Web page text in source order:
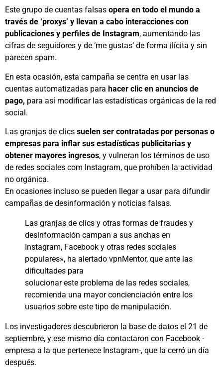
Este grupo de cuentas falsas opera en todo el mundo a
través de ‘proxys’ y llevan a cabo interacciones con
publicaciones y perfiles de Instagram, aumentando las
cifras de seguidores y de ‘me gustas’ de forma ilícita y sin
parecen spam.
En esta ocasión, esta campaña se centra en usar las
cuentas automatizadas para hacer clic en anuncios de
pago, para así modificar las estadísticas orgánicas de la red
social.
Las granjas de clics suelen ser contratadas por personas o
empresas para inflar sus estadísticas publicitarias y
obtener mayores ingresos, y vulneran los términos de uso
de redes sociales com Instagram, que prohíben la actividad
no orgánica.
En ocasiones incluso se pueden llegar a usar para difundir
campañas de desinformación y noticias falsas.
Las granjas de clics y otras formas de fraudes y
desinformación campan a sus anchas en
Instagram, Facebook y otras redes sociales
populares», ha alertado vpnMentor, que ante las
dificultades para
solucionar este problema de las redes sociales,
recomienda una mayor concienciación entre los
usuarios sobre este tipo de manipulación.
Los investigadores descubrieron la base de datos el 21 de
septiembre, y ese mismo día contactaron con Facebook -
empresa a la que pertenece Instagram-, que la cerró un día
después.